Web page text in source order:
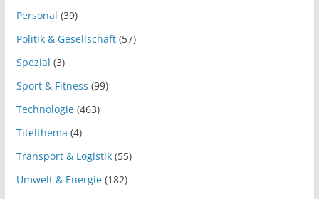
Personal (39)
Politik & Gesellschaft(57)
Spezial (3)
Sport & Fitness (99)
Technologie(463)
Titelthema (4)
Transport & Logistik(55)
Umwelt & Energie(182)